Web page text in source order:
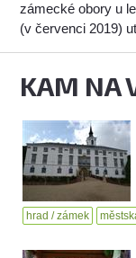
zámecké obory u
(v červenci 2019)
KAM NA
hrad / zámek